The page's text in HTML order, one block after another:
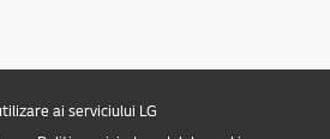
ai serviciului LG